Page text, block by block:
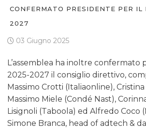
CONFERMATO PRESIDENTE PER
2027
03 Giugno 2025
L’assemblea ha inoltre confermato
2025-2027 il consiglio direttivo,
Massimo Crotti (Italiaonline),
Massimo Miele (Condé Nast),
Lisignoli (Taboola) ed Alfredo Coco
Simone Branca, head of adtech &